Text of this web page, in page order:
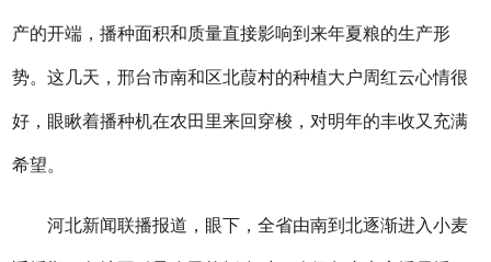
产的开端，播种面积和质量直接影响到来年夏粮的生产形
势。这几天，邢台市南和区北葭村的种植大户周红云心情很
好，眼瞅着播种机在农田里来回穿梭，对明年的丰收又充满
希望。
河北新闻联播报道，眼下，全省由南到北逐渐进入小麦